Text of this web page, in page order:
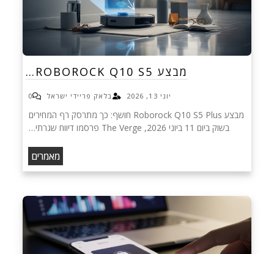
מבצע ROBOROCK Q10 S5…
יוני 13, 2026 בלאק פריידי ישראל 0
מבצע Roborock Q10 S5 Plus חושף: כך מתרסק רף המחירים
בשוק ביום 11 ביוני 2026, The Verge פרסמו דיווח שגרתי…
מאמרים